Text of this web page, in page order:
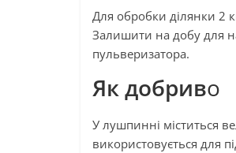
Для обробки ділянки 2
Залишити на добу для
пульверизатора.
Як добриво
У лушпинні міститься
використовується для